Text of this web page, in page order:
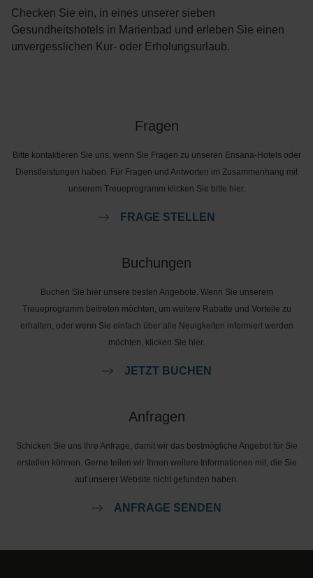
Checken Sie ein, in eines unserer sieben
Gesundheitshotels in Marienbad und erleben Sie einen
unvergesslichen Kur- oder Erholungsurlaub.
Fragen
Bitte kontaktieren Sie uns, wenn Sie Fragen zu unseren Ensana-Hotels oder
Dienstleistungen haben. Für Fragen und Antworten im Zusammenhang mit
unserem Treueprogramm klicken Sie bitte hier.
FRAGE STELLEN
Buchungen
Buchen Sie hier unsere besten Angebote. Wenn Sie unserem
Treueprogramm beitreten möchten, um weitere Rabatte und Vorteile zu
erhalten, oder wenn Sie einfach über alle Neuigkeiten informiert werden
möchten, klicken Sie hier.
JETZT BUCHEN
Anfragen
Schicken Sie uns Ihre Anfrage, damit wir das bestmögliche Angebot für Sie
erstellen können. Gerne teilen wir Ihnen weitere Informationen mit, die Sie
auf unserer Website nicht gefunden haben.
ANFRAGE SENDEN